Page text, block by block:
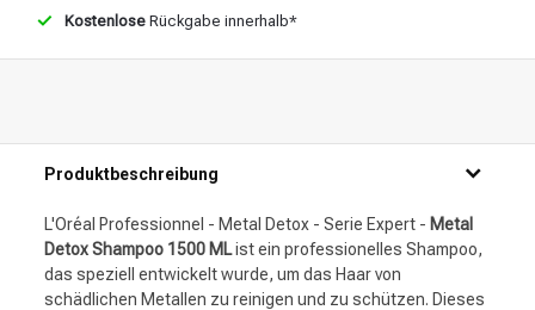
Kostenlose Rückgabe innerhalb*
Produktbeschreibung
L'Oréal Professionnel - Metal Detox - Serie Expert - Metal
Detox Shampoo 1500 MList ein professionelles Shampoo,
das speziell entwickelt wurde, um das Haar von
schädlichen Metallen zu reinigen und zu schützen. Dieses